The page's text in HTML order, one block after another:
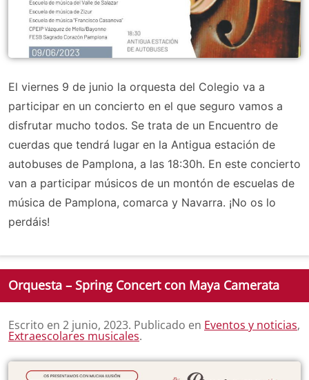
El viernes 9 de junio la orquesta del Colegio va a
participar en un concierto en el que seguro vamos a
disfrutar mucho todos. Se trata de un Encuentro de
cuerdas que tendrá lugar en la Antigua estación de
autobuses de Pamplona, a las 18:30h. En este concierto
van a participar músicos de un montón de escuelas de
música de Pamplona, comarca y Navarra. ¡No os lo
perdáis!
Orquesta – Spring Concert con Maya Camerata
Escrito en 2 junio, 2023. Publicado en Eventos y noticias,
Extraescolares musicales.